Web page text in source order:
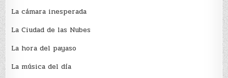
La cámara inesperada
La Ciudad de las Nubes
La hora del payaso
La música del día